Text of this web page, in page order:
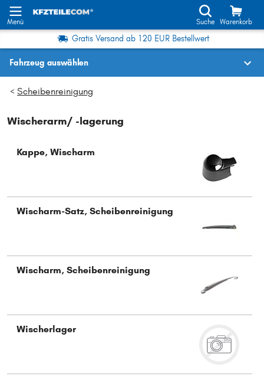
Menü Suche Warenkorb
Gratis Versand ab 120 EUR Bestellwert
Fahrzeug auswählen
Fahrzeug auswählen
Oder Fahrzeugauswahl nach Kriterien:
Hersteller wählen
Typ wählen
> Scheibenreinigung
Wischerarm/ -lagerung
Kappe, Wischarm
Wischarm-Satz, Scheibenreinigung
Wischarm, Scheibenreinigung
Wischerlager